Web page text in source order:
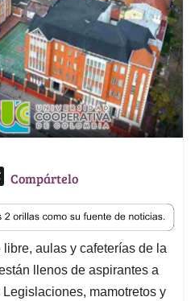
T
r
e
a
d
s
Compártelo
aulas y cafeterías de la
llenos de aspirantes a
mamotretos y